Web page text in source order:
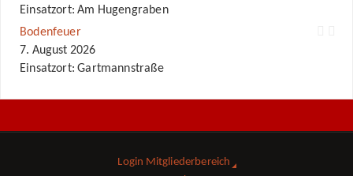
Einsatzort: Am Hugengraben
Bodenfeuer
7. August 2026
Einsatzort: Gartmannstraße
Login Mitgliederbereich